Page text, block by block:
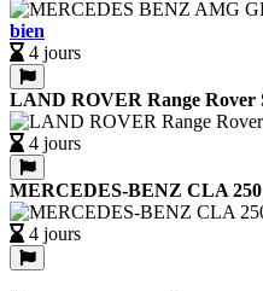
bien
4 jours
LAND ROVER Range Rover
4 jours
MERCEDES-BENZ CLA 250
4 jours